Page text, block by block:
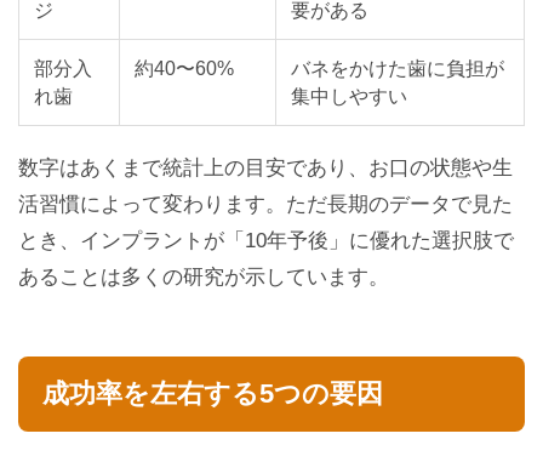
ジ 要がある
部分入
れ歯
約40〜60%
バネをかけた歯に負担が
集中しやすい
数字はあくまで統計上の目安であり、お口の状態や生
活習慣によって変わります。ただ長期のデータで見た
とき、インプラントが「10年予後」に優れた選択肢で
あることは多くの研究が示しています。
成功率を左右する5つの要因